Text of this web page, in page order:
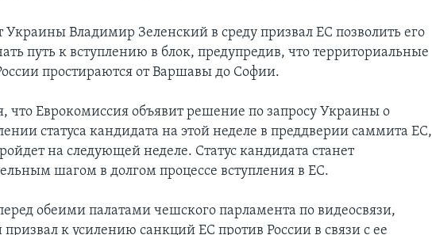
Украины Владимир Зеленский в среду призвал ЕС позволить его
путь к вступлению в блок, предупредив, что территориальные
простираются от Варшавы до Софии.
что Еврокомиссия объявит решение по запросу Украины о
статуса кандидата на этой неделе в преддверии саммита ЕС,
на следующей неделе. Статус кандидата станет
шагом в долгом процессе вступления в ЕС.
обеими палатами чешского парламента по видеосвязи,
призвал к усилению санкций ЕС против России в связи с ее